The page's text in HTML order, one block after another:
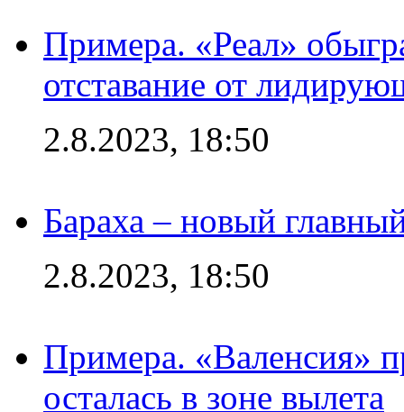
Примера. «Реал»
отставание от
2.8.2023, 18:50
Бараха – новый
2.8.2023, 18:50
Примера. «Валенсия»
осталась в зоне вылета